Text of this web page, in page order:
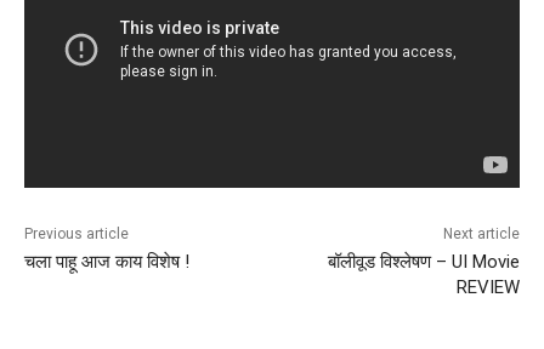
Previous article
चला पाहू आज काय विशेष !
Next article
बॉलीवूड विश्लेषण – UI Movie
REVIEW